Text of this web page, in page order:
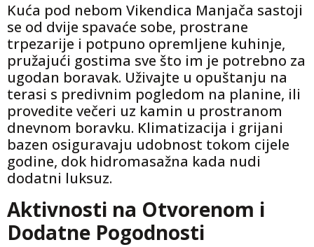
Kuća pod nebom Vikendica Manjača sastoji
se od dvije spavaće sobe, prostrane
trpezarije i potpuno opremljene kuhinje,
pružajući gostima sve što im je potrebno za
ugodan boravak. Uživajte u opuštanju na
terasi s predivnim pogledom na planine, ili
provedite večeri uz kamin u prostranom
dnevnom boravku. Klimatizacija i grijani
bazen osiguravaju udobnost tokom cijele
godine, dok hidromasažna kada nudi
dodatni luksuz.
Aktivnosti na Otvorenom i
Dodatne Pogodnosti